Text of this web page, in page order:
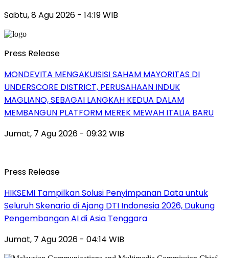
Sabtu, 8 Agu 2026 - 14:19 WIB
Press Release
MONDEVITA MENGAKUISISI SAHAM MAYORITAS DI
UNDERSCORE DISTRICT, PERUSAHAAN INDUK
MAGLIANO, SEBAGAI LANGKAH KEDUA DALAM
MEMBANGUN PLATFORM MEREK MEWAH ITALIA BARU
Jumat, 7 Agu 2026 - 09:32 WIB
Press Release
HIKSEMI Tampilkan Solusi Penyimpanan Data untuk
Seluruh Skenario di Ajang DTI Indonesia 2026, Dukung
Pengembangan AI di Asia Tenggara
Jumat, 7 Agu 2026 - 04:14 WIB